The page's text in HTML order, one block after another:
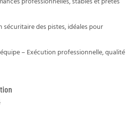
des pistes, idéales pour
– Exécution professionnelle, qualité